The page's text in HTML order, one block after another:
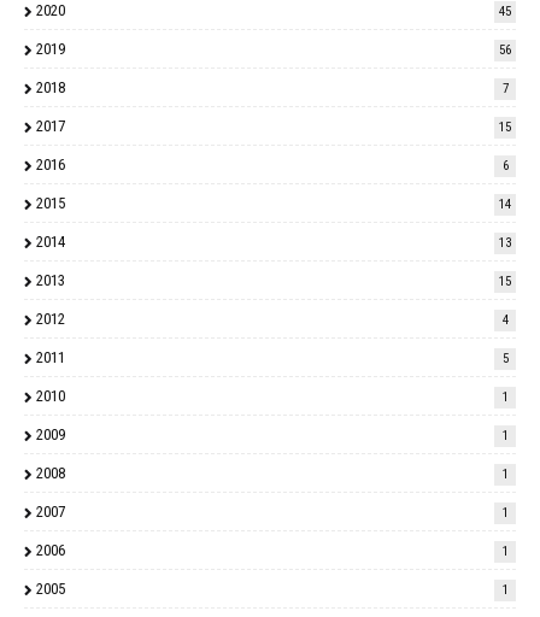
2020 45
2019 56
2018 7
2017 15
2016 6
2015 14
2014 13
2013 15
2012 4
2011 5
2010 1
2009 1
2008 1
2007 1
2006 1
2005 1